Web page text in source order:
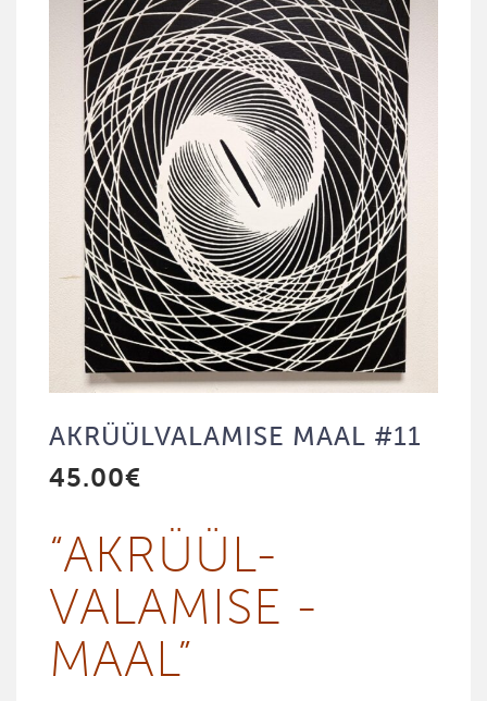
AKRÜÜL­VALAMISE MAAL #11
45.00€
“AKRÜÜL­
VALAMISE ­
MAAL”